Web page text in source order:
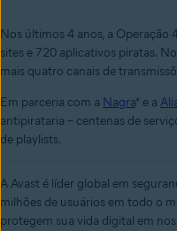
Nos últimos 4 anos, a Operação
sites e 720 aplicativos piratas.
mais quatro canais de
Em parceria com a Nagra* e a
antipirataria – centenas de
de playlists.
A Avast é líder global em
milhões de usuários em todo o
protegem sua vida digital em